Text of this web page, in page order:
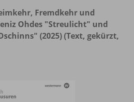
Fremdkehr und
Ohdes "Streulicht" und
(2025) (Text, gekürzt,